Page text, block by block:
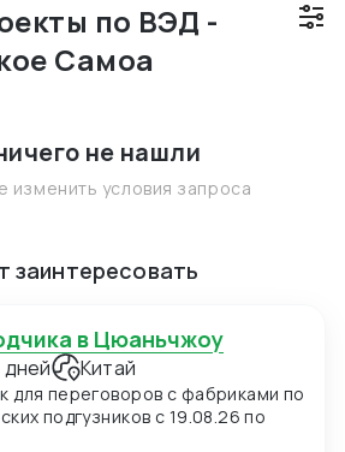
по ВЭД -
Самоа
не нашли
изменить условия запроса
заинтересовать
в Цюаньчжоу
дней Китай
для переговоров с фабриками по
подгузников с 19.08.26 по